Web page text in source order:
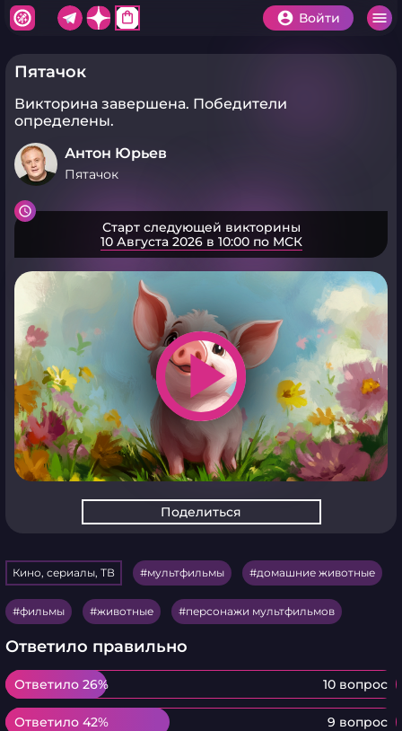
shopping_bag Войти
Пятачок
Викторина завершена. Победители
определены.
Антон Юрьев
Пятачок
Старт следующей викторины
10 Августа 2026 в 10:00 по МСК
play_arrow
Поделиться
Кино, сериалы, ТВ мультфильмы домашние животные
фильмы животные персонажи мультфильмов
Ответило правильно
Ответило 26% 10 вопрос
Ответило 26%
Ответило 42% 9 вопрос
Ответило 42%